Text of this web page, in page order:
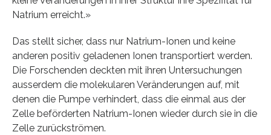
Natrium erreicht.»
Das stellt sicher, dass nur Natrium-Ionen und keine
anderen positiv geladenen Ionen transportiert werden.
Die Forschenden deckten mit ihren Untersuchungen
ausserdem die molekularen Veränderungen auf, mit
denen die Pumpe verhindert, dass die einmal aus der
Zelle beförderten Natrium-Ionen wieder durch sie in die
Zelle zurückströmen.